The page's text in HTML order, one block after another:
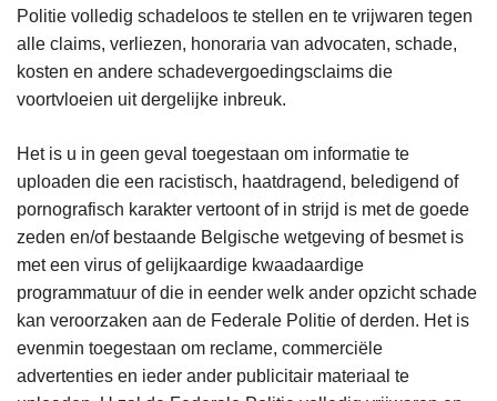
Politie volledig schadeloos te stellen en te vrijwaren tegen
alle claims, verliezen, honoraria van advocaten, schade,
kosten en andere schadevergoedingsclaims die
voortvloeien uit dergelijke inbreuk.
Het is u in geen geval toegestaan om informatie te
uploaden die een racistisch, haatdragend, beledigend of
pornografisch karakter vertoont of in strijd is met de goede
zeden en/of bestaande Belgische wetgeving of besmet is
met een virus of gelijkaardige kwaadaardige
programmatuur of die in eender welk ander opzicht schade
kan veroorzaken aan de Federale Politie of derden. Het is
evenmin toegestaan om reclame, commerciële
advertenties en ieder ander publicitair materiaal te